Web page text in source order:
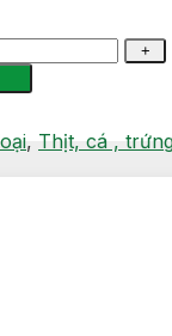
, Thịt, cá ,